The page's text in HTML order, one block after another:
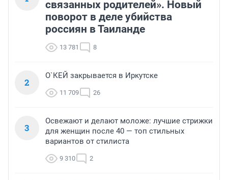
связанных родителей». Новый
поворот в деле убийства
россиян в Таиланде
13 781 8
2
О`КЕЙ закрывается в Иркутске
11 709 26
3
Освежают и делают моложе: лучшие стрижки
для женщин после 40 — топ стильных
вариантов от стилиста
9 310 2